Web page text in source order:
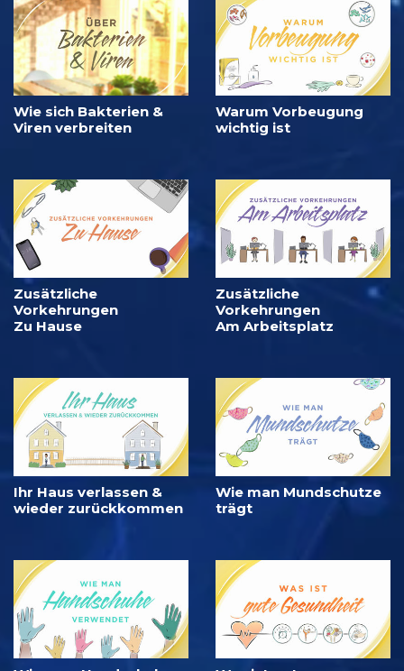
Wie sich Bakterien &
Viren verbreiten
Warum Vorbeugung
wichtig ist
Zusätzliche
Vorkehrungen
Zu Hause
Zusätzliche
Vorkehrungen
Am Arbeitsplatz
Ihr Haus verlassen &
wieder zurückkommen
Wie man Mundschutze
trägt